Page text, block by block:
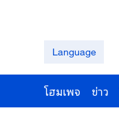
Language
โฮมเพจ ข่าว